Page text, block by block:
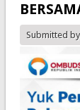
Submitted by